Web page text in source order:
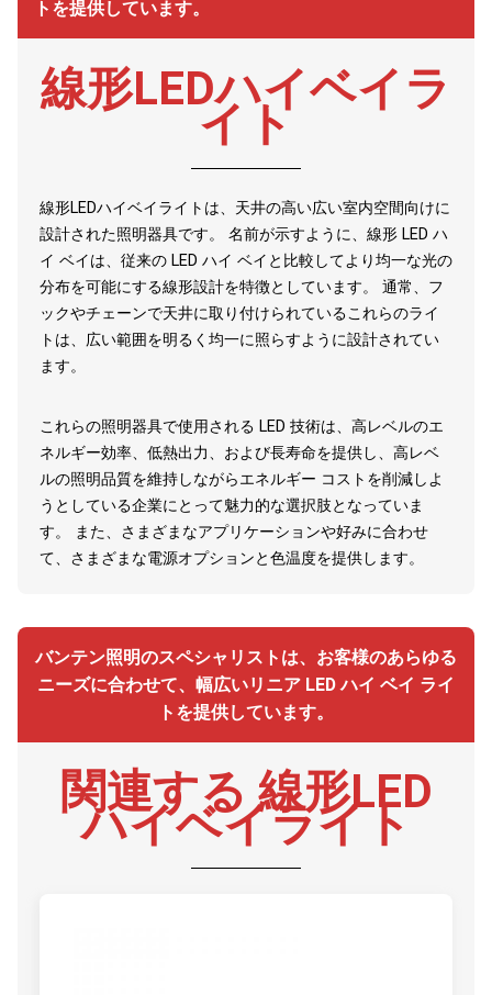
トを提供しています。
線形LEDハイベイラ
イト
線形LEDハイベイライトは、天井の高い広い室内空間向けに
設計された照明器具です。 名前が示すように、線形 LED ハ
イ ベイは、従来の LED ハイ ベイと比較してより均一な光の
分布を可能にする線形設計を特徴としています。 通常、フ
ックやチェーンで天井に取り付けられているこれらのライ
トは、広い範囲を明るく均一に照らすように設計されてい
ます。
これらの照明器具で使用される LED 技術は、高レベルのエ
ネルギー効率、低熱出力、および長寿命を提供し、高レベ
ルの照明品質を維持しながらエネルギー コストを削減しよ
うとしている企業にとって魅力的な選択肢となっていま
す。 また、さまざまなアプリケーションや好みに合わせ
て、さまざまな電源オプションと色温度を提供します。
バンテン照明のスペシャリストは、お客様のあらゆる
ニーズに合わせて、幅広いリニア LED ハイ ベイ ライ
トを提供しています。
関連する 線形LED
ハイベイライト